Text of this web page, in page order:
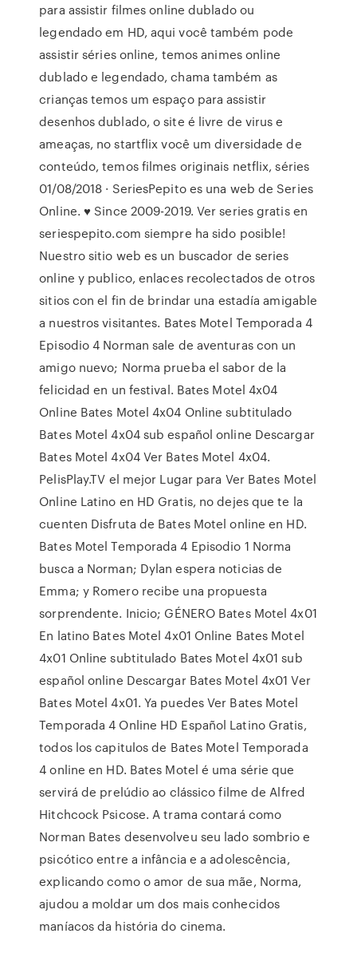
para assistir filmes online dublado ou
legendado em HD, aqui você também pode
assistir séries online, temos animes online
dublado e legendado, chama também as
crianças temos um espaço para assistir
desenhos dublado, o site é livre de virus e
ameaças, no startflix você um diversidade de
conteúdo, temos filmes originais netflix, séries
01/08/2018 · SeriesPepito es una web de Series
Online. ♥ Since 2009-2019. Ver series gratis en
seriespepito.com siempre ha sido posible!
Nuestro sitio web es un buscador de series
online y publico, enlaces recolectados de otros
sitios con el fin de brindar una estadía amigable
a nuestros visitantes. Bates Motel Temporada 4
Episodio 4 Norman sale de aventuras con un
amigo nuevo; Norma prueba el sabor de la
felicidad en un festival. Bates Motel 4x04
Online Bates Motel 4x04 Online subtitulado
Bates Motel 4x04 sub español online Descargar
Bates Motel 4x04 Ver Bates Motel 4x04.
PelisPlay.TV el mejor Lugar para Ver Bates Motel
Online Latino en HD Gratis, no dejes que te la
cuenten Disfruta de Bates Motel online en HD.
Bates Motel Temporada 4 Episodio 1 Norma
busca a Norman; Dylan espera noticias de
Emma; y Romero recibe una propuesta
sorprendente. Inicio; GÉNERO Bates Motel 4x01
En latino Bates Motel 4x01 Online Bates Motel
4x01 Online subtitulado Bates Motel 4x01 sub
español online Descargar Bates Motel 4x01 Ver
Bates Motel 4x01. Ya puedes Ver Bates Motel
Temporada 4 Online HD Español Latino Gratis,
todos los capitulos de Bates Motel Temporada
4 online en HD. Bates Motel é uma série que
servirá de prelúdio ao clássico filme de Alfred
Hitchcock Psicose. A trama contará como
Norman Bates desenvolveu seu lado sombrio e
psicótico entre a infância e a adolescência,
explicando como o amor de sua mãe, Norma,
ajudou a moldar um dos mais conhecidos
maníacos da história do cinema.